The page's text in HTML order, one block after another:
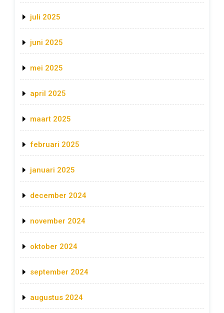
juli 2025
juni 2025
mei 2025
april 2025
maart 2025
februari 2025
januari 2025
december 2024
november 2024
oktober 2024
september 2024
augustus 2024